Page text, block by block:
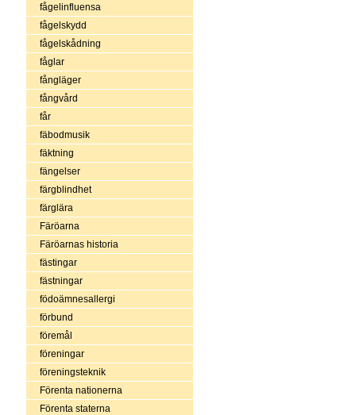
fågelinfluensa
fågelskydd
fågelskådning
fåglar
fångläger
fångvård
får
fäbodmusik
fäktning
fängelser
färgblindhet
färglära
Färöarna
Färöarnas historia
fästingar
fästningar
födoämnesallergi
förbund
föremål
föreningar
föreningsteknik
Förenta nationerna
Förenta staterna